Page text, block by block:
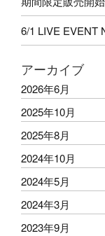
6/1 LIVE EVENT
アーカイブ
2026年6月
2025年10月
2025年8月
2024年10月
2024年5月
2024年3月
2023年9月